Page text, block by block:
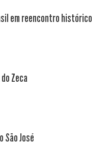
em reencontro histórico
Zeca
São José